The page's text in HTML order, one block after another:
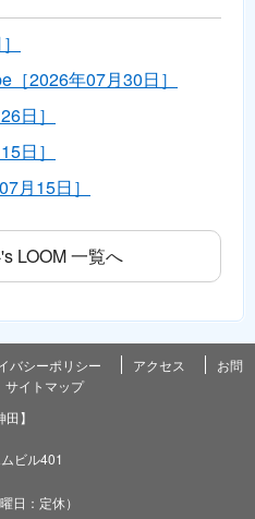
2026年07月30日］
日］
日］
月15日］
LOOM 一覧へ
バシーポリシー アクセス
お問
サイトマップ
】
ビル401
日：定休）